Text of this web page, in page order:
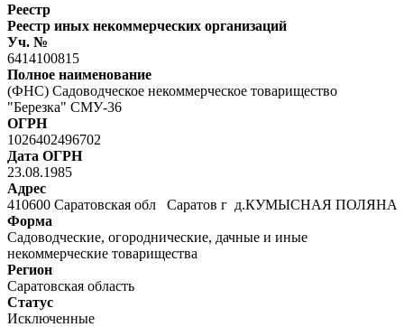
Реестр
Реестр иных некоммерческих организаций
Уч. №
6414100815
Полное наименование
(ФНС) Садоводческое некоммерческое товарищество
"Березка" СМУ-36
ОГРН
1026402496702
Дата ОГРН
23.08.1985
Адрес
410600 Саратовская обл Саратов г д.КУМЫСНАЯ ПОЛЯНА
Форма
Садоводческие, огороднические, дачные и иные
некоммерческие товарищества
Регион
Саратовская область
Статус
Исключенные